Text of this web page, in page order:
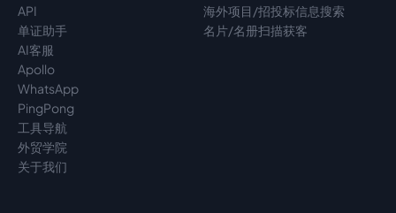
API
单证助手
AI客服
Apollo
WhatsApp
PingPong
工具导航
外贸学院
关于我们
海外项目/招投标信息搜索
名片/名册扫描获客